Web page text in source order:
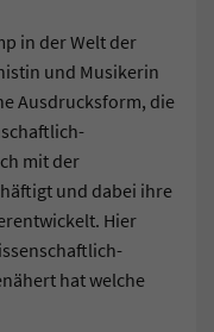
in der Welt der
und Musikerin
Ausdrucksform, die
mit der
und dabei ihre
Hier
hat welche